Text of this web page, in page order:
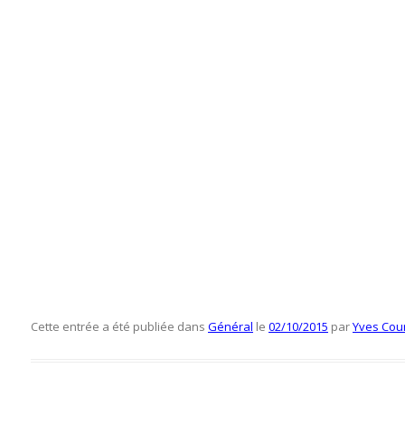
Cette entrée a été publiée dans Général le 02/10/2015 parYves